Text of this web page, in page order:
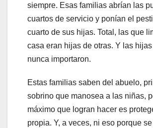
siempre. Esas familias abrían las
cuartos de servicio y ponían el
cuarto de sus hijas. Total, las que
casa eran hijas de otras. Y las
nunca importaron.
Estas familias saben del abuelo,
sobrino que manosea a las niñas,
máximo que logran hacer es
propia. Y, a veces, ni eso porque